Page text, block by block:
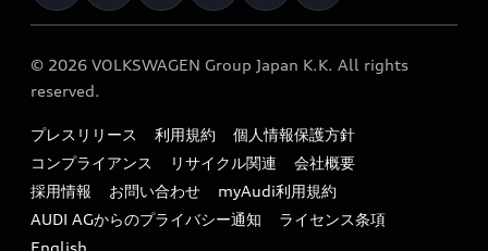
e-tronアフターサポート
myAudi
保証
メンテナンス
ファイナンス
キャンペーン / イベント
買取査定
特定整備適用車一覧
リサイクル法
よくある質問（FAQ）
© 2026 VOLKSWAGEN Group Japan K.K. All rights
reserved.
プレスリリース 利用規約
個人情報保護方針
コンプライアンス
リサイクル関連
会社概要
採用情報
お問い合わせ
myAudi利用規約
AUDI AGからのプライバシー通知
ライセンス条項
English